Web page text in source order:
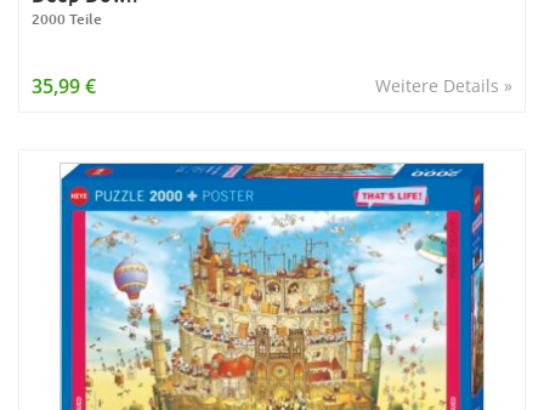
2000 Teile
Weitere Details »
35,99 €